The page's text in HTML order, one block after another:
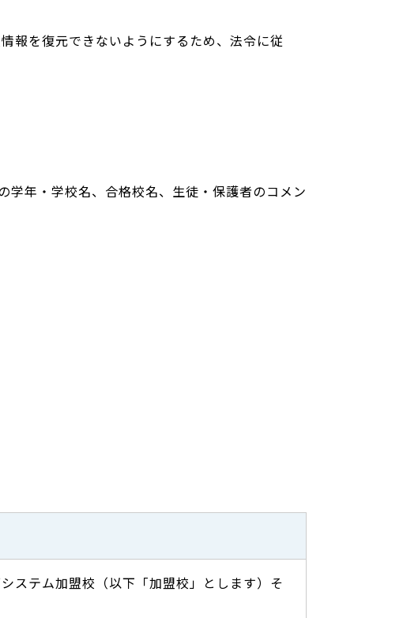
報を復元できないようにするため、法令に従
年・学校名、合格校名、生徒・保護者のコメン
ステム加盟校（以下「加盟校」とします）そ